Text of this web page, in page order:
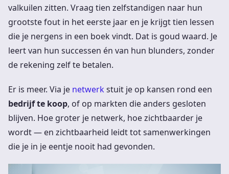
valkuilen zitten. Vraag tien zelfstandigen naar hun
grootste fout in het eerste jaar en je krijgt tien lessen
die je nergens in een boek vindt. Dat is goud waard. Je
leert van hun successen én van hun blunders, zonder
de rekening zelf te betalen.
Er is meer. Via je netwerkstuit je op kansen rond een
bedrijf te koop, of op markten die anders gesloten
blijven. Hoe groter je netwerk, hoe zichtbaarder je
wordt — en zichtbaarheid leidt tot samenwerkingen
die je in je eentje nooit had gevonden.